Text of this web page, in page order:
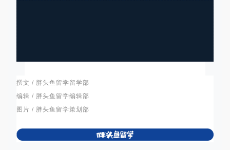
撰文 / 胖头鱼留学留学部
编辑 / 胖头鱼留学编辑部
图片 / 胖头鱼留学策划部